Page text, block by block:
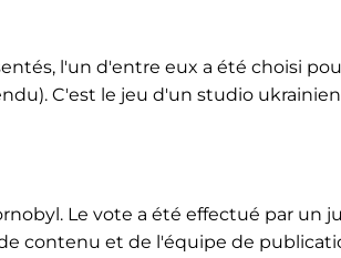
l'un d'entre eux a été choisi
C'est le jeu d'un studio
Le vote a été effectué par un
contenu et de l'équipe de